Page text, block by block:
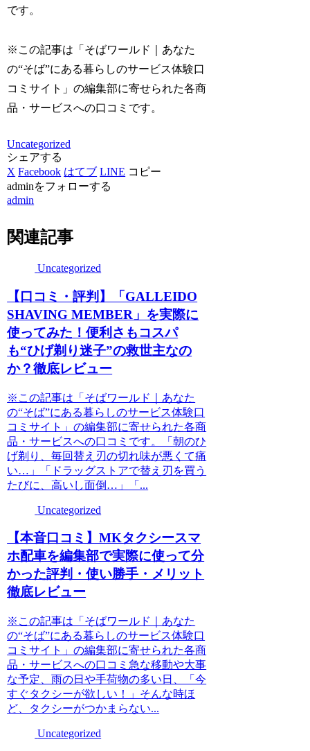
です。
※この記事は「そばワールド｜あなた
の“そば”にある暮らしのサービス体験口
コミサイト」の編集部に寄せられた各商
品・サービスへの口コミです。
Uncategorized
シェアする
X Facebook はてブ LINE コピー
adminをフォローする
admin
関連記事
Uncategorized
【口コミ・評判】「GALLEIDO
SHAVING MEMBER」を実際に
使ってみた！便利さもコスパ
も“ひげ剃り迷子”の救世主なの
か？徹底レビュー
※この記事は「そばワールド｜あなた
の“そば”にある暮らしのサービス体験口
コミサイト」の編集部に寄せられた各商
品・サービスへの口コミです。「朝のひ
げ剃り、毎回替え刃の切れ味が悪くて痛
い…」「ドラッグストアで替え刃を買う
たびに、高いし面倒…」「...
Uncategorized
【本音口コミ】MKタクシースマ
ホ配車を編集部で実際に使って分
かった評判・使い勝手・メリット
徹底レビュー
※この記事は「そばワールド｜あなた
の“そば”にある暮らしのサービス体験口
コミサイト」の編集部に寄せられた各商
品・サービスへの口コミ急な移動や大事
な予定、雨の日や手荷物の多い日、「今
すぐタクシーが欲しい！」そんな時ほ
ど、タクシーがつかまらない...
Uncategorized